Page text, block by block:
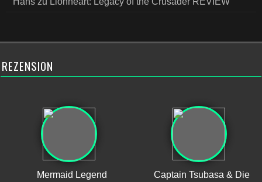
REZENSION
Mermaid Legend
Captain Tsubasa & Die